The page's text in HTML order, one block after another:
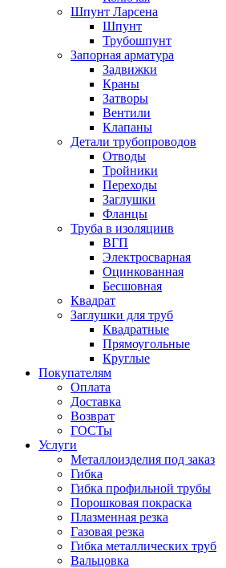
Шпунт Ларсена
Шпунт
Трубошпунт
Запорная арматура
Задвижки
Краны
Затворы
Вентили
Клапаны
Детали трубопроводов
Отводы
Тройники
Переходы
Заглушки
Фланцы
Труба в изоляциив
ВГП
Электросварная
Оцинкованная
Бесшовная
Квадрат
Заглушки для труб
Квадратные
Прямоугольные
Круглые
Покупателям
Оплата
Доставка
Возврат
ГОСТы
Услуги
Металлоизделия под заказ
Гибка
Гибка профильной трубы
Порошковая покраска
Плазменная резка
Газовая резка
Гибка металлических труб
Вальцовка